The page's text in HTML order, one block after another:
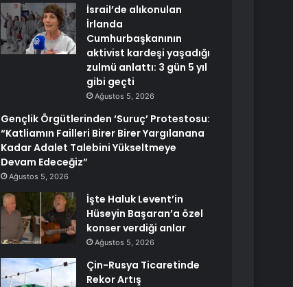
İsrail’de alıkonulan
İrlanda
Cumhurbaşkanının
aktivist kardeşi yaşadığı
zulmü anlattı: 3 gün 5 yıl
gibi geçti
Ağustos 5, 2026
Gençlik Örgütlerinden ‘Suruç’ Protestosu:
“Katliamın Failleri Birer Birer Yargılanana
Kadar Adalet Talebini Yükseltmeye
Devam Edeceğiz”
Ağustos 5, 2026
İşte Haluk Levent’in
Hüseyin Başaran’a özel
konser verdiği anlar
Ağustos 5, 2026
Çin-Rusya Ticaretinde
Rekor Artış